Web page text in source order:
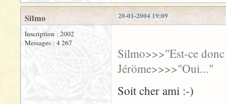
20-01-2004 19:09
Silmo
Inscription : 2002
Messages : 4 267
Silmo>>>"Est-ce
Jéröme>>>>"Oui..."
Soit cher ami :-)